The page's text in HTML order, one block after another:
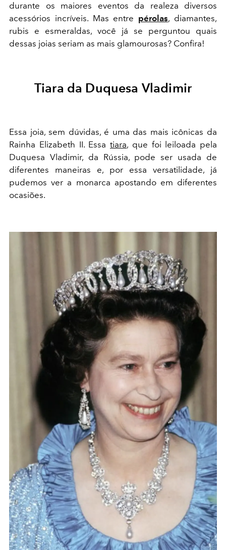
durante os maiores eventos da realeza diversos
acessórios incríveis. Mas entre pérolas, diamantes,
rubis e esmeraldas, você já se perguntou quais
dessas joias seriam as mais glamourosas? Confira!
Tiara da Duquesa Vladimir
Essa joia, sem dúvidas, é uma das mais icônicas da
Rainha Elizabeth II. Essa tiara, que foi leiloada pela
Duquesa Vladimir, da Rússia, pode ser usada de
diferentes maneiras e, por essa versatilidade, já
pudemos ver a monarca apostando em diferentes
ocasiões.